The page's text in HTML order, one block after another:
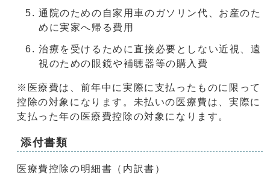
通院のための自家用車のガソリン代、お産のた
めに実家へ帰る費用
治療を受けるために直接必要としない近視、遠
視のための眼鏡や補聴器等の購入費
※医療費は、前年中に実際に支払ったものに限って
控除の対象になります。未払いの医療費は、実際に
支払った年の医療費控除の対象になります。
添付書類
医療費控除の明細書（内訳書）